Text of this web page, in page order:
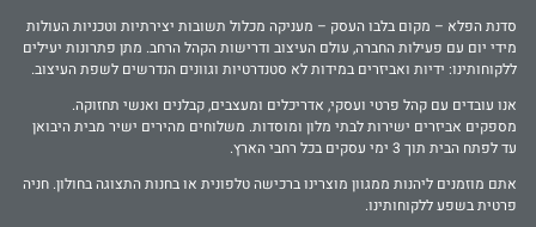
סדנת הפלא – מקום בלבו העסק – מעניקה מכלול תשובות יצירתיות וטכניות העולות
מידי יום עם פעילות החברה, עולם העיצוב ודרישות הקהל הרחב. מתן פתרונות יעילים
ללקוחותינו: ידיות ואביזרים במידות לא סטנדרטיות וגוונים הנדרשים לשפת העיצוב.
אנו עובדים עם קהל פרטי ועסקי, אדריכלים ומעצבים, קבלנים ואנשי תחזוקה.
מספקים אביזרים ישירות לבתי מלון ומוסדות. משלוחים מהירים ישיר מבית היבואן
עד לפתח הבית תוך 3 ימי עסקים בכל רחבי הארץ.
אתם מוזמנים ליהנות ממגוון מוצרינו ברכישה טלפונית או בחנות התצוגה בחולון. חניה
פרטית בשפע ללקוחותינו.